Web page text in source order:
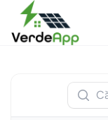
Căutare